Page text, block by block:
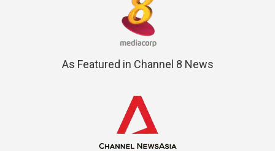
As Featured in Channel 8 News